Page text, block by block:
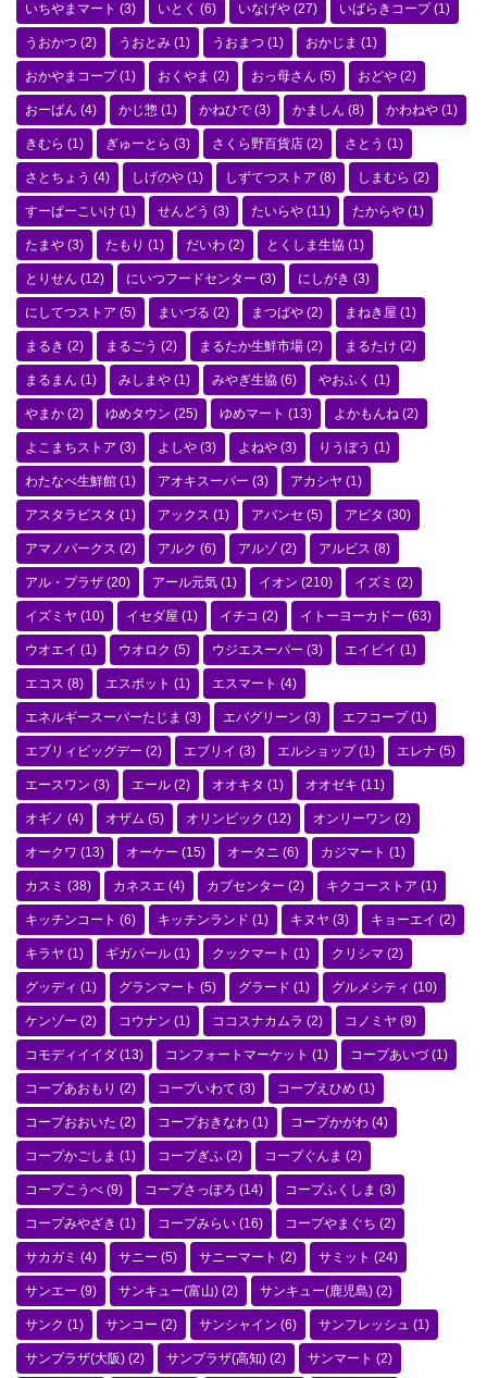
いちやまマート (3) いとく (6) いなげや (27) いばらきコープ(1)
うおかつ (2) うおとみ (1) うおまつ (1) おかじま (1)
おかやまコープ(1) おくやま (2) おっ母さん (5) おどや (2)
おーばん (4) かじ惣 (1) かねひで (3) かましん (8) かわねや (1)
きむら (1) ぎゅーとら (3) さくら野百貨店 (2) さとう (1)
さとちょう (4) しげのや (1) しずてつストア (8) しまむら (2)
すーぱーこいけ (1) せんどう (3) たいらや (11) たからや (1)
たまや (3) たもり (1) だいわ (2) とくしま生協 (1)
とりせん (12) にいつフードセンター (3) にしがき (3)
にしてつストア (5) まいづる (2) まつばや (2) まねき屋 (1)
まるき (2) まるごう (2) まるたか生鮮市場 (2) まるたけ (2)
まるまん (1) みしまや (1) みやぎ生協 (6) やおふく (1)
やまか (2) ゆめタウン (25) ゆめマート (13) よかもんね (2)
よこまちストア (3) よしや (3) よねや (3) りうぼう (1)
わたなべ生鮮館 (1) アオキスーパー (3) アカシヤ (1)
アスタラビスタ (1) アックス (1) アバンセ (5) アピタ (30)
アマノパークス (2) アルク (6) アルゾ(2) アルビス (8)
アル・プラザ (20) アール元気 (1) イオン (210) イズミ (2)
イズミヤ (10) イセダ屋 (1) イチコ (2) イトーヨーカドー (63)
ウオエイ (1) ウオロク (5) ウジエスーパー (3) エイビイ (1)
エコス (8) エスポット (1) エスマート (4)
エネルギースーパーたじま (3) エバグリーン (3) エフコープ(1)
エブリィビッグデー (2) エブリイ (3) エルショップ(1) エレナ (5)
エースワン (3) エール (2) オオキタ (1) オオゼキ (11)
オギノ (4) オザム (5) オリンピック (12) オンリーワン (2)
オークワ (13) オーケー (15) オータニ (6) カジマート (1)
カスミ (38) カネスエ (4) カブセンター (2) キクコーストア (1)
キッチンコート (6) キッチンランド (1) キヌヤ (3) キョーエイ (2)
キラヤ (1) ギガパール (1) クックマート (1) クリシマ (2)
グッディ (1) グランマート (5) グラード (1) グルメシティ (10)
ケンゾー (2) コウナン (1) ココスナカムラ (2) コノミヤ (9)
コモディイイダ (13) コンフォートマーケット (1) コープあいづ(1)
コープあおもり (2) コープいわて (3) コープえひめ (1)
コープおおいた (2) コープおきなわ (1) コープかがわ (4)
コープかごしま (1) コープぎふ (2) コープぐんま (2)
コープこうべ (9) コープさっぽろ (14) コープふくしま (3)
コープみやざき (1) コープみらい (16) コープやまぐち (2)
サカガミ (4) サニー (5) サニーマート (2) サミット (24)
サンエー (9) サンキュー(富山) (2) サンキュー(鹿児島) (2)
サンク (1) サンコー (2) サンシャイン (6) サンフレッシュ (1)
サンプラザ(大阪) (2) サンプラザ(高知) (2) サンマート (2)